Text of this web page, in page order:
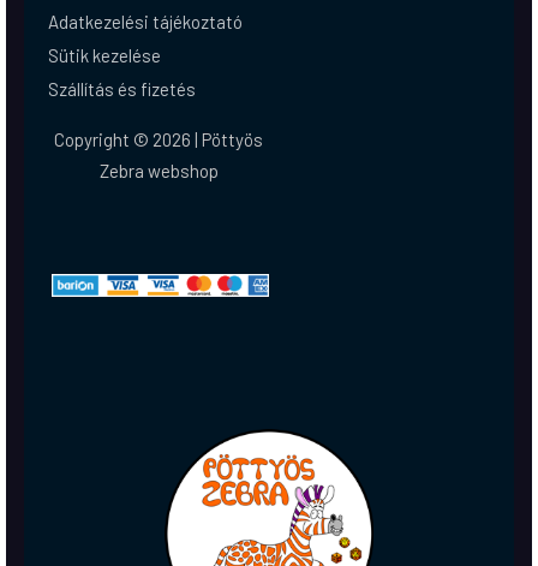
Adatkezelési tájékoztató
Sütik kezelése
Szállítás és fizetés
Copyright © 2026 | Pöttyös
Zebra webshop